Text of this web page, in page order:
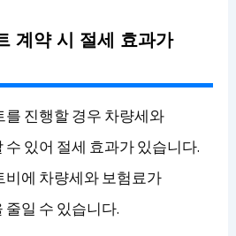
계약 시 절세 효과가
를 진행할 경우 차량세와
있어 절세 효과가 있습니다.
비에 차량세와 보험료가
일 수 있습니다.